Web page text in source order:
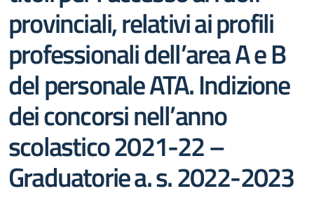
provinciali, relativi ai profili
professionali dell’area A e B
del personale ATA. Indizione
dei concorsi nell’anno
scolastico 2021-22 –
Graduatorie a. s. 2022-2023